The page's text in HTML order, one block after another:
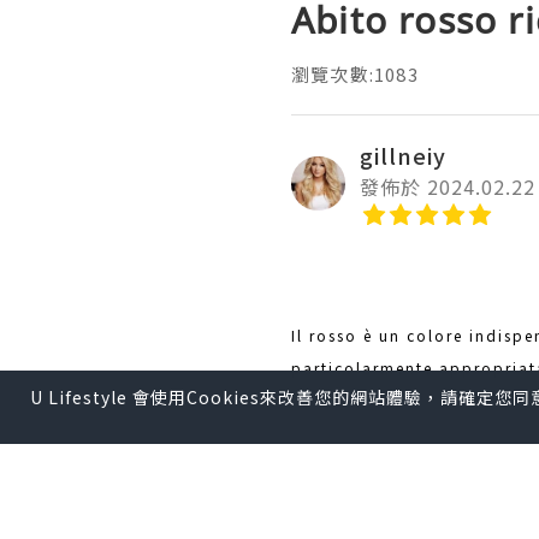
Abito rosso
瀏覽次數:1083
gillneiy
發佈於 2024.02.22
Il rosso è un colore
particolarmente
"Circo".
U Lifestyle 會使用Cookies來改善您的網站體驗，請確定您同